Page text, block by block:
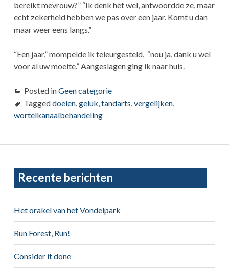
bereikt mevrouw?” “Ik denk het wel, antwoordde ze, maar
echt zekerheid hebben we pas over een jaar. Komt u dan
maar weer eens langs.”
“Een jaar,” mompelde ik teleurgesteld, “nou ja, dank u wel
voor al uw moeite.” Aangeslagen ging ik naar huis.
Posted inGeen categorie
Taggeddoelen,geluk,tandarts,vergelijken,
wortelkanaalbehandeling
Primary
Recente berichten
Het orakel van het Vondelpark
Run Forest, Run!
Consider it done